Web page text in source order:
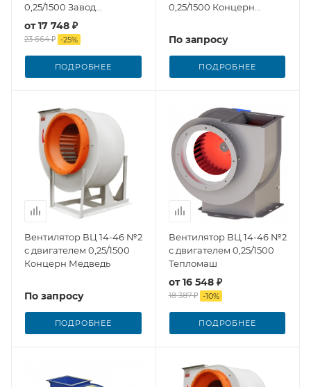
0,25/1500 Завод
Вентилятор
от17 748 ₽
23 664 ₽ -25%
ПОДРОБНЕЕ
0,25/1500 Концерн
По запросу
ПОДРОБНЕЕ
Вентилятор ВЦ 14-46 №2
с двигателем 0,25/1500
Концерн Медведь
По запросу
ПОДРОБНЕЕ
Вентилятор ВЦ 14-46 №2
с двигателем 0,25/1500
Тепломаш
от16 548 ₽
18 387 ₽ -10%
ПОДРОБНЕЕ